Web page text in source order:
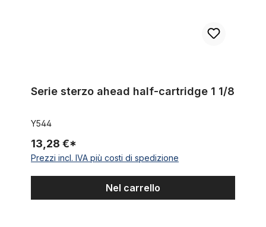
Serie sterzo ahead half-cartridge 1 1/8
Y544
13,28 €*
Prezzi incl. IVA più costi di spedizione
Nel carrello